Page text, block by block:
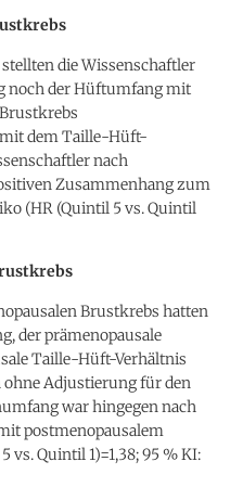
die Wissenschaftler
noch der Hüftumfang mit
dem Taille-Hüft-
nach
Zusammenhang zum
(HR (Quintil 5 vs. Quintil
Brustkrebs hatten
der prämenopausale
Taille-Hüft-Verhältnis
Adjustierung für den
war hingegen nach
postmenopausalem
Quintil 1)=1,38; 95 % KI: